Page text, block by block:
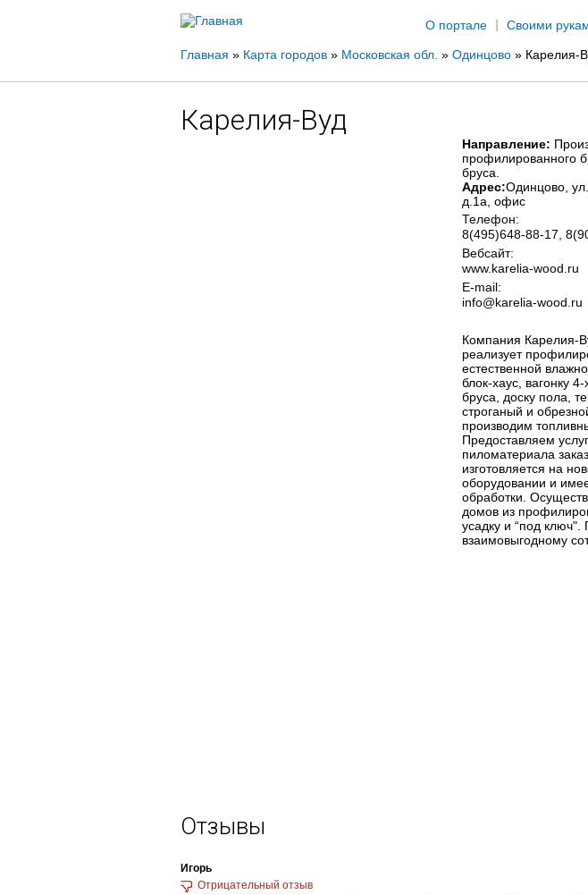
О портале
Своими
Вы
здесь
Главная » Карта городов » Московская обл. » Одинцово » Карелия-
Карелия-Вуд
Направление:
профилированного
бруса.
Адрес:Одинцово ,
д.1а, офис
Телефон:
8(495)648-88-17,
Вебсайт:
www.karelia-wood.ru
E-mail:
info@karelia-wood.ru
Компания Карелия-
реализует
естественной
блок-хаус, вагонку
бруса, доску пола,
строганый и
производим
Предоставляем
пиломатериала
изготовляется на
оборудовании и
обработки.
домов из
усадку и “под ключ".
взаимовыгодному
Отзывы
Игорь